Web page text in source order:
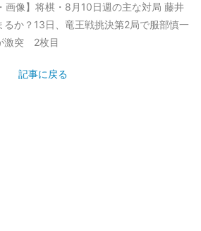
画像】将棋・8月10日週の主な対局 藤井
か？13日、竜王戦挑決第2局で服部慎一
激突 2枚目
記事に戻る